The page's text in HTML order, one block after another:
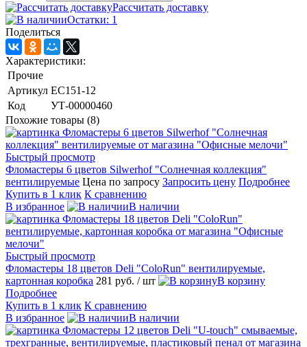
Рассчитать доставку
Остатки: 1
Поделиться
Характеристики:
Прочие
Артикул EC151-12
Код
УТ-00000460
Похожие товары (8)
Быстрый просмотр
Фломастеры 6 цветов Silwerhof "Солнечная коллекция"
вентилируемые Цена по запросу Запросить цену Подробнее
Купить в 1 клик К сравнению
В избранное
В наличии
Быстрый просмотр
Фломастеры 18 цветов Deli "ColoRun" вентилируемые,
картонная коробка 281 руб. / шт
В корзину
Подробнее
Купить в 1 клик К сравнению
В избранное
В наличии